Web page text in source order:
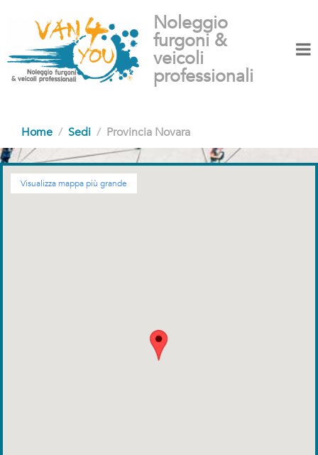
Noleggio
furgoni &
veicoli
professionali
Home Sedi Provincia Novara
Visualizza mappa più grande